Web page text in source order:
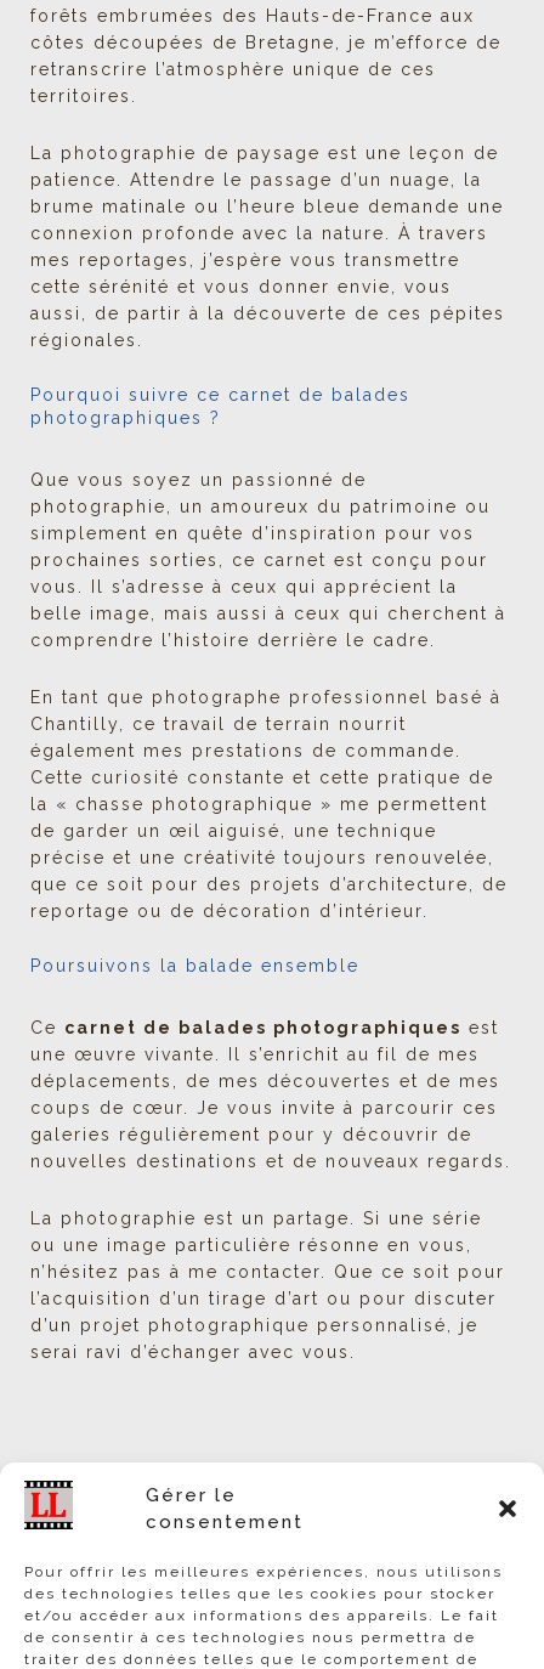
Gérer le
consentement
Pour offrir les meilleures expériences, nous utilisons
des technologies telles que les cookies pour stocker
et/ou accéder aux informations des appareils. Le fait
de consentir à ces technologies nous permettra de
traiter des données telles que le comportement de
forêts embrumées des Hauts-de-France aux
côtes découpées de Bretagne, je m’efforce de
retranscrire l’atmosphère unique de ces
territoires.
La photographie de paysage est une leçon de
patience. Attendre le passage d’un nuage, la
brume matinale ou l’heure bleue demande une
connexion profonde avec la nature. À travers
mes reportages, j’espère vous transmettre
cette sérénité et vous donner envie, vous
aussi, de partir à la découverte de ces pépites
régionales.
Pourquoi suivre ce carnet de balades
photographiques ?
Que vous soyez un passionné de
photographie, un amoureux du patrimoine ou
simplement en quête d’inspiration pour vos
prochaines sorties, ce carnet est conçu pour
vous. Il s’adresse à ceux qui apprécient la
belle image, mais aussi à ceux qui cherchent à
comprendre l’histoire derrière le cadre.
En tant que photographe professionnel basé à
Chantilly, ce travail de terrain nourrit
également mes prestations de commande.
Cette curiosité constante et cette pratique de
la « chasse photographique » me permettent
de garder un œil aiguisé, une technique
précise et une créativité toujours renouvelée,
que ce soit pour des projets d’architecture, de
reportage ou de décoration d’intérieur.
Poursuivons la balade ensemble
Ce carnet de balades photographiques est
une œuvre vivante. Il s’enrichit au fil de mes
déplacements, de mes découvertes et de mes
coups de cœur. Je vous invite à parcourir ces
galeries régulièrement pour y découvrir de
nouvelles destinations et de nouveaux regards.
La photographie est un partage. Si une série
ou une image particulière résonne en vous,
n’hésitez pas à me contacter. Que ce soit pour
l’acquisition d’un tirage d’art ou pour discuter
d’un projet photographique personnalisé, je
serai ravi d’échanger avec vous.
Une question !
Contact et questions
Services – Studio Leclercq